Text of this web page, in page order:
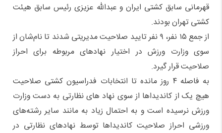
قهرمانی سابق کشتی ایران و عبدالله عزیزی رئیس سابق هیئت
کشتی تهران بودند.
از جمع ۱۵ نفر، ۹ نفر تایید صلاحیت مدیریتی شدند تا نام‌شان از
سوی وزارت ورزش در اختیار نهاد‌های مربوطه برای احراز
صلاحیت قرار گیرد.
به فاصله ۴ روز مانده تا انتخابات فدراسیون کشتی صلاحیت
هیچ یک از کاندیداها از سوی نهاد های نظارتی به دست وزارت
ورزش نرسیده است و به احتمال زیاد به مانند سایر رشته‌های
ورزشی احراز صلاحیت کاندیداها توسط نهادهای نظارتی در